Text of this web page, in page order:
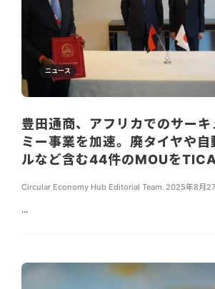
ニュース
豊田通商、アフリカでのサーキ
ミー事業を加速。廃タイヤや自
ルなど含む44件のMOUを
Circular Economy Hub Editorial Team 2025年8月
...